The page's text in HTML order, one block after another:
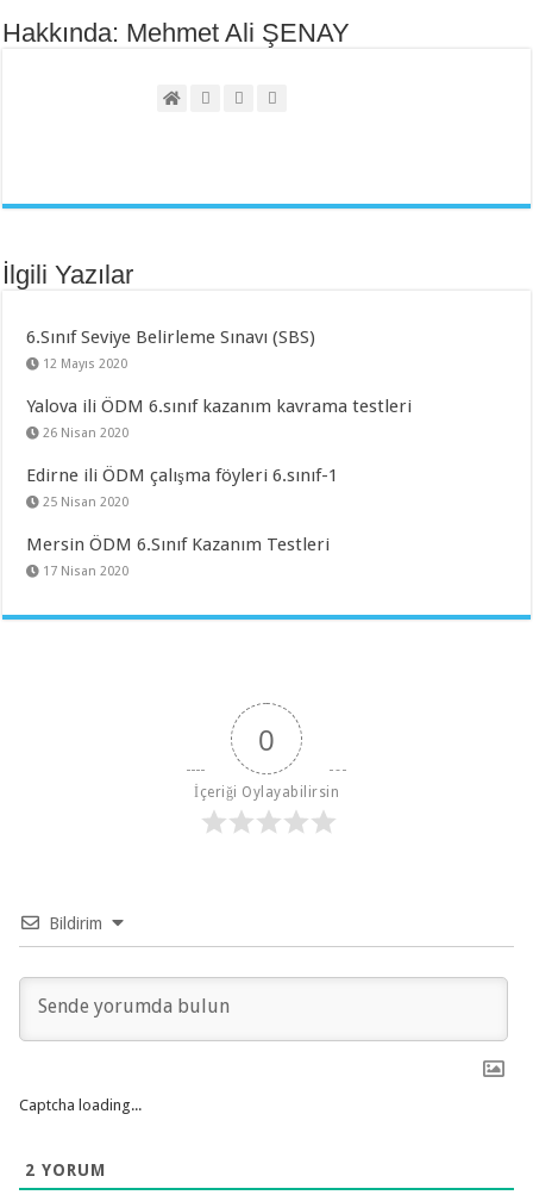
Hakkında: Mehmet Ali ŞENAY
İlgili Yazılar
6.Sınıf Seviye Belirleme Sınavı (SBS)
12 Mayıs 2020
Yalova ili ÖDM 6.sınıf kazanım kavrama testleri
26 Nisan 2020
Edirne ili ÖDM çalışma föyleri 6.sınıf-1
25 Nisan 2020
Mersin ÖDM 6.Sınıf Kazanım Testleri
17 Nisan 2020
0
İçeriği Oylayabilirsin
Bildirim
Captcha loading...
2 YORUM